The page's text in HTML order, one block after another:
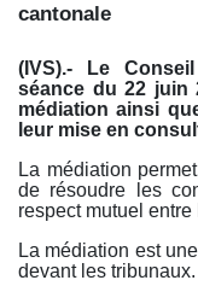
cantonale
(IVS).- Le
séance du 22 juin
médiation ainsi
leur mise en
La médiation
de résoudre les
respect mutuel
La médiation est
devant les tribunaux.